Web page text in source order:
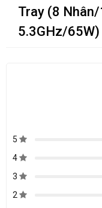
Tray (8
5.3GHz/65W)
5
4
3
2